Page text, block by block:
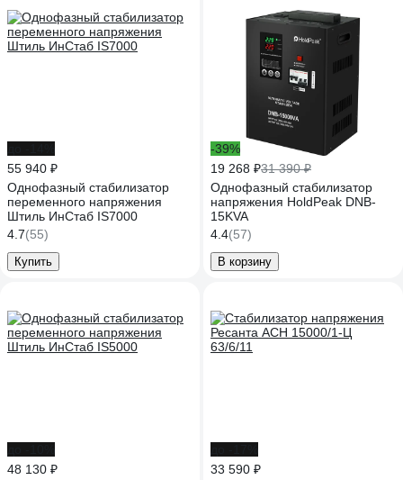
55 940 ₽
Однофазный стабилизатор
переменного напряжения
Штиль ИнСтаб IS7000
4.7(55)
Купить
-39%
19 268 ₽31 390 ₽
Однофазный стабилизатор
напряжения HoldPeak DNB-
15KVA
4.4(57)
В корзину
48 130 ₽
33 590 ₽